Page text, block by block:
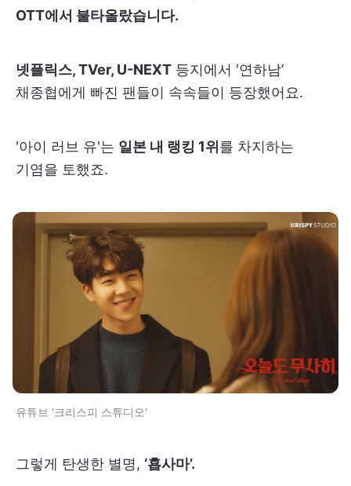
OTT에서 불타올랐습니다.
넷플릭스, TVer, U-NEXT 등지에서 ‘연하남’
채종협에게 빠진 팬들이 속속들이 등장했어요.
'아이 러브 유'는 일본 내 랭킹 1위를 차지하는
기염을 토했죠.
유튜브 '크리스피 스튜디오'
그렇게 탄생한 별명, ‘횹사마’.